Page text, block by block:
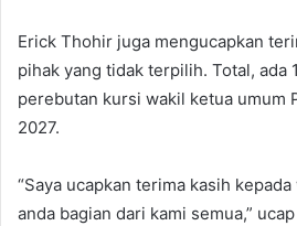
Erick Thohir juga mengucapkan
pihak yang tidak terpilih. Total, ada
perebutan kursi wakil ketua umum
2027.
“Saya ucapkan terima kasih
anda bagian dari kami semua,”